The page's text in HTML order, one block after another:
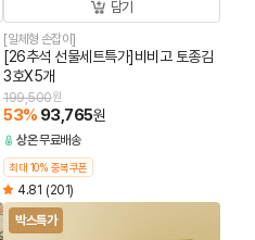
담기
[일체형 손잡이]
[26추석 선물세트특가]비비고 토종김
3호X5개
199,500원
53% 93,765원
상온무료배송
최대 10% 중복쿠폰
4.81 (201)
박스특가